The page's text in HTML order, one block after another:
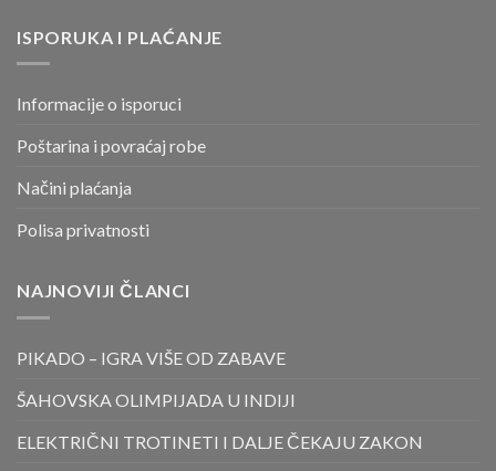
ISPORUKA I PLAĆANJE
Informacije o isporuci
Poštarina i povraćaj robe
Načini plaćanja
Polisa privatnosti
NAJNOVIJI ČLANCI
PIKADO – IGRA VIŠE OD ZABAVE
ŠAHOVSKA OLIMPIJADA U INDIJI
ELEKTRIČNI TROTINETI I DALJE ČEKAJU ZAKON